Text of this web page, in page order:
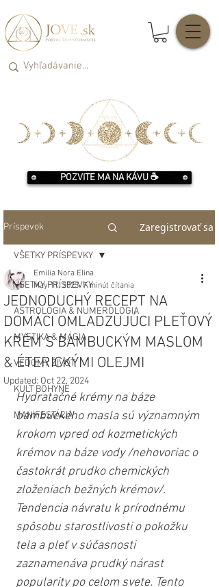
POZVITE MA NA KÁVU ☕️
Príspevok Zaregistrovať sa
VŠETKY PRÍSPEVKY
ASTROLÓGIA & NUMEROLÓGIA
MYSTIKA & MÁGIA
VEDOMÝ ŽIVOT
KULT BOHYNE
MANIFESTÁCIA
VŠETKY PRÍSPEVKY
JEDNODUCHÝ RECEPT NA
DOMÁCI OMLADZUJÚCI PLEŤOVÝ
KRÉM S BAMBUCKÝM MASLOM
& ÉTERICKÝMI OLEJMI
Emilia Nora Elina
May 11, 2023 7 minút čítania
Updated: Oct 22, 2024
Hydratačné krémy na báze
bambuckého masla sú významným
krokom vpred od kozmetických
krémov na báze vody /nehovoriac o
častokrát prudko chemických
zloženiach bežných krémov/.
Tendencia návratu k prírodnému
spôsobu starostlivosti o pokožku
tela a pleť v súčasnosti
zaznamenáva prudký nárast
popularity po celom svete. Tento